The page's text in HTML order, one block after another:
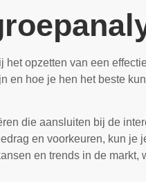
opzetten van een
en hoe je hen het beste
die aansluiten bij de
en voorkeuren, kun je
en trends in de